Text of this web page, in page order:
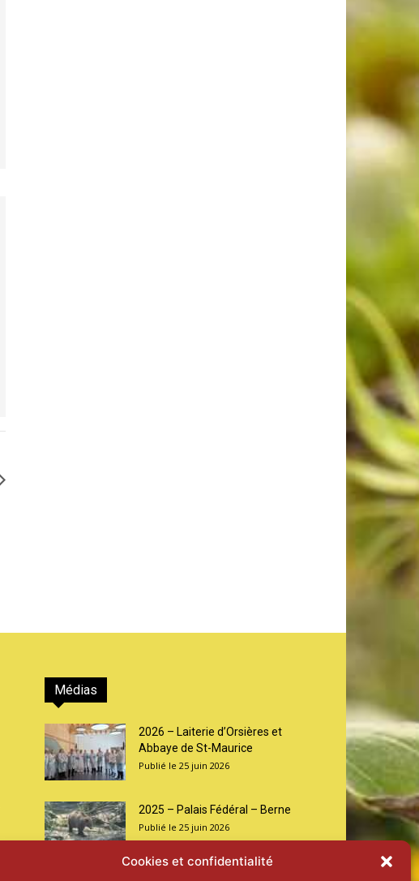
Cookies et confidentialité
Médias
2026 – Laiterie d’Orsières et
Abbaye de St-Maurice
25 juin 2026
2025 – Palais Fédéral – Berne
25 juin 2026